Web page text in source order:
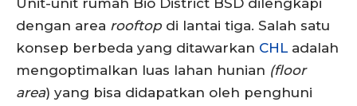
Unit-unit rumah Bio District BSD dilengkapi
dengan area rooftopdi lantai tiga. Salah satu
konsep berbeda yang ditawarkan CHLadalah
mengoptimalkan luas lahan hunian (floor
area) yang bisa didapatkan oleh penghuni